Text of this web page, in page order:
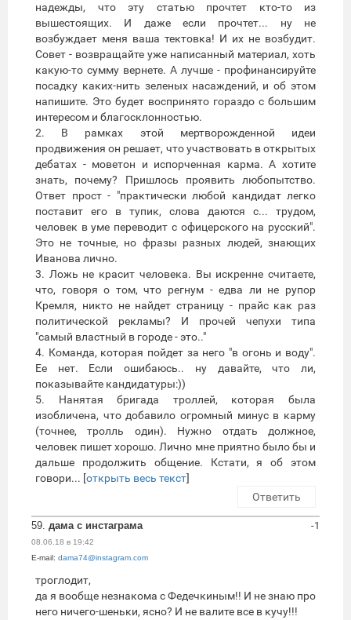
надежды, что эту статью прочтет кто-то из
вышестоящих. И даже если прочтет... ну не
возбуждает меня ваша тектовка! И их не возбудит.
Совет - возвращайте уже написанный материал, хоть
какую-то сумму вернете. А лучше - профинансируйте
посадку каких-нить зеленых насаждений, и об этом
напишите. Это будет воспринято гораздо с большим
интересом и благосклонностью.
2. В рамках этой мертворожденной идеи
продвижения он решает, что участвовать в открытых
дебатах - моветон и испорченная карма. А хотите
знать, почему? Пришлось проявить любопытство.
Ответ прост - "практически любой кандидат легко
поставит его в тупик, слова даются с... трудом,
человек в уме переводит с офицерского на русский".
Это не точные, но фразы разных людей, знающих
Иванова лично.
3. Ложь не красит человека. Вы искренне считаете,
что, говоря о том, что регнум - едва ли не рупор
Кремля, никто не найдет страницу - прайс как раз
политической рекламы? И прочей чепухи типа
"самый властный в городе - это.."
4. Команда, которая пойдет за него "в огонь и воду".
Ее нет. Если ошибаюсь.. ну давайте, что ли,
показывайте кандидатуры:))
5. Нанятая бригада троллей, которая была
изобличена, что добавило огромный минус в карму
(точнее, тролль один). Нужно отдать должное,
человек пишет хорошо. Лично мне приятно было бы и
дальше продолжить общение. Кстати, я об этом
говори... [открыть весь текст]
Ответить
59. дама с инстаграма
08.06.18 в 19:42
E-mail: dama74@instagram.com
-1
троглодит,
да я вообще незнакома с Федечкиным!! И не знаю про
него ничего-шеньки, ясно? И не валите все в кучу!!!